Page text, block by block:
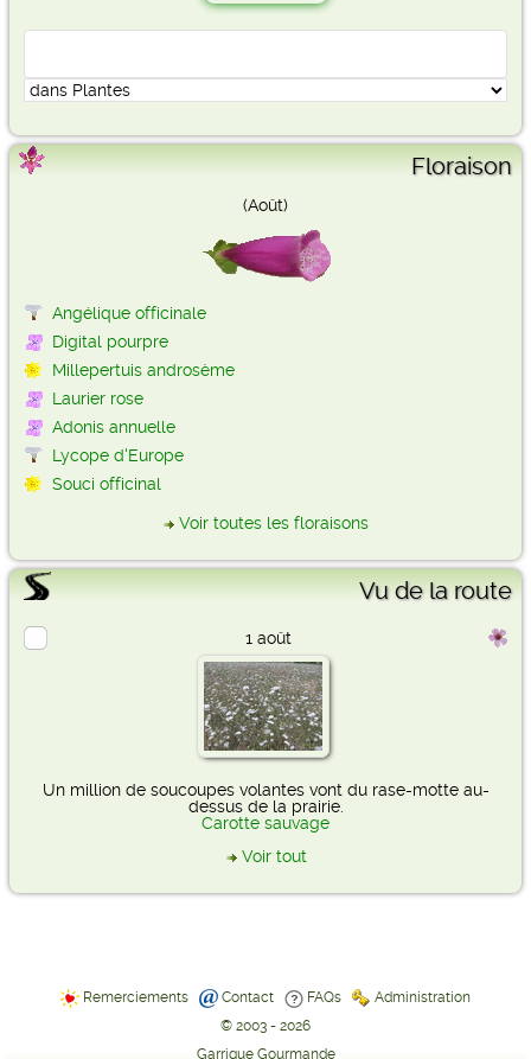
Floraison
(Août)
Angélique officinale
Digital pourpre
Millepertuis androsème
Laurier rose
Adonis annuelle
Lycope d'Europe
Souci officinal
Voir toutes les floraisons
Vu de la route
1 août
Un million de soucoupes volantes vont du rase-motte au-
dessus de la prairie.
Carotte sauvage
Voir tout
Remerciements Contact FAQs
Administration
© 2003 - 2026
Garrigue Gourmande